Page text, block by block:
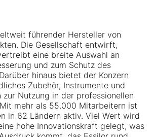
führender Hersteller von
Die Gesellschaft entwirft,
eine breite Auswahl an
und zum Schutz des
hinaus bietet der Konzern
Zubehör, Instrumente und
zur Nutzung in der professionellen
mehr als 55.000 Mitarbeitern ist
in 62 Ländern aktiv. Viel Wert wird
hohe Innovationskraft gelegt, was